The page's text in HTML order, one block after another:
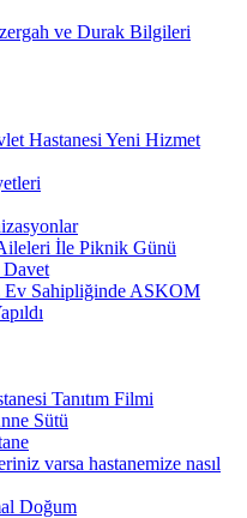
ve Durak Bilgileri
Hastanesi Yeni Hizmet
İle Piknik Günü
Davet
Ev Sahipliğinde ASKOM
Tanıtım Filmi
Sütü
varsa hastanemize nasıl
Doğum